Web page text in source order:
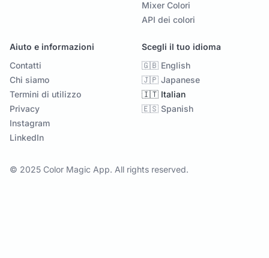
Mixer Colori
API dei colori
Aiuto e informazioni
Contatti
Chi siamo
Termini di utilizzo
Privacy
Instagram
LinkedIn
Scegli il tuo idioma
🇬🇧 English
🇯🇵 Japanese
🇮🇹 Italian
🇪🇸 Spanish
© 2025 Color Magic App. All rights reserved.